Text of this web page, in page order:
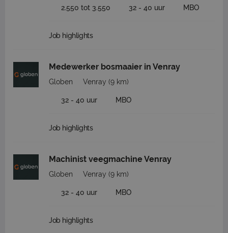
2.550 tot 3.550 32 - 40 uur MBO
Job highlights
Medewerker bosmaaier in Venray
Globen Venray (9 km)
32 - 40 uur MBO
Job highlights
Machinist veegmachine Venray
Globen Venray (9 km)
32 - 40 uur MBO
Job highlights